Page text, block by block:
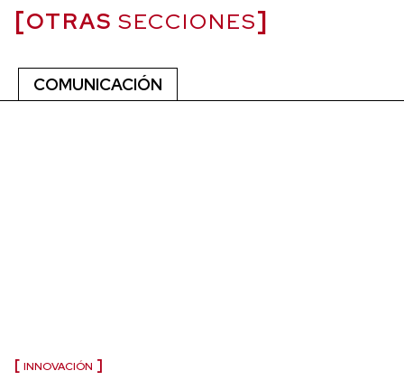
OTRAS SECCIONES
COMUNICACIÓN
INNOVACIÓN